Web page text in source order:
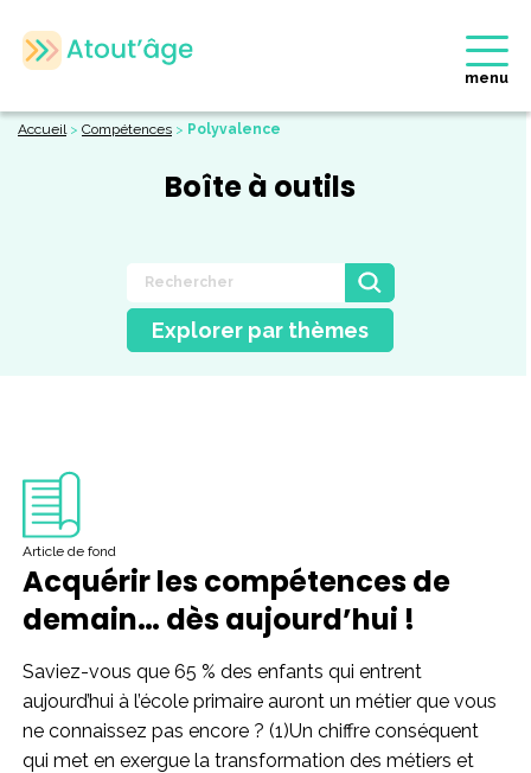
menu
Accueil> Compétences > Polyvalence
Boîte à outils
Explorer par thèmes
Article de fond
Acquérir les compétences de
demain… dès aujourd’hui !
Saviez-vous que 65 % des enfants qui entrent
aujourd’hui à l’école primaire auront un métier que vous
ne connaissez pas encore ? (1)Un chiffre conséquent
qui met en exergue la transformation des métiers et